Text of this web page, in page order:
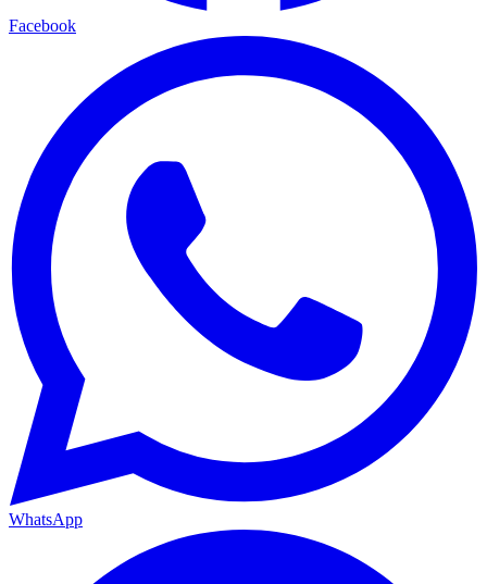
Facebook
WhatsApp